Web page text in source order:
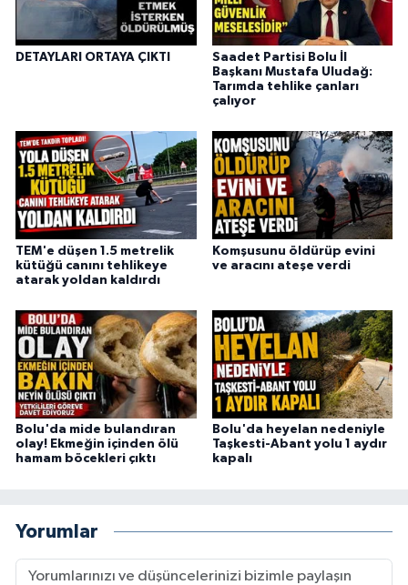
DETAYLARI ORTAYA ÇIKTI
Saadet Partisi Bolu İl
Başkanı Mustafa Uludağ:
Tarımda tehlike çanları
çalıyor
TEM'e düşen 1.5 metrelik
kütüğü canını tehlikeye
atarak yoldan kaldırdı
Komşusunu öldürüp evini
ve aracını ateşe verdi
Bolu'da mide bulandıran
olay! Ekmeğin içinden ölü
hamam böcekleri çıktı
Bolu'da heyelan nedeniyle
Taşkesti-Abant yolu 1 aydır
kapalı
Yorumlar